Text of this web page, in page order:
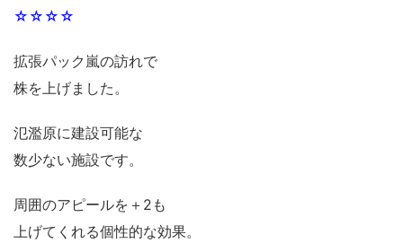
☆☆☆☆
拡張パック嵐の訪れで
株を上げました。
氾濫原に建設可能な
数少ない施設です。
周囲のアピールを＋2も
上げてくれる個性的な効果。